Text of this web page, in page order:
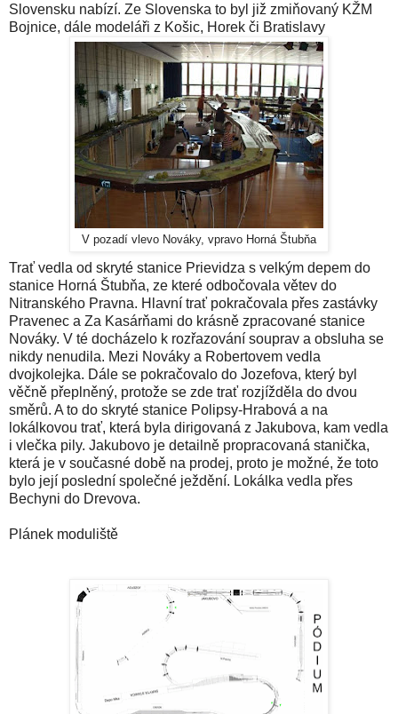
Slovensku nabízí. Ze Slovenska to byl již zmiňovaný KŽM
Bojnice, dále modeláři z Košic, Horek či Bratislavy
V pozadí vlevo Nováky, vpravo Horná Štubňa
Trať vedla od skryté stanice Prievidza s velkým depem do
stanice Horná Štubňa, ze které odbočovala větev do
Nitranského Pravna. Hlavní trať pokračovala přes zastávky
Pravenec a Za Kasárňami do krásně zpracované stanice
Nováky. V té docházelo k rozřazování souprav a obsluha se
nikdy nenudila. Mezi Nováky a Robertovem vedla
dvojkolejka. Dále se pokračovalo do Jozefova, který byl
věčně přeplněný, protože se zde trať rozjížděla do dvou
směrů. A to do skryté stanice Polipsy-Hrabová a na
lokálkovou trať, která byla dirigovaná z Jakubova, kam vedla
i vlečka pily. Jakubovo je detailně propracovaná stanička,
která je v současné době na prodej, proto je možné, že toto
bylo její poslední společné ježdění. Lokálka vedla přes
Bechyni do Drevova.
Plánek moduliště